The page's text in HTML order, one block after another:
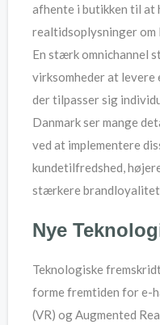
afhente i butikken til at
realtidsoplysninger
En stærk omnichannel
virksomheder at levere
der tilpasser sig
Danmark ser mange
ved at implementere
kundetilfredshed,
stærkere
Nye
Teknologiske
forme fremtiden for e-
(VR) og Augmented